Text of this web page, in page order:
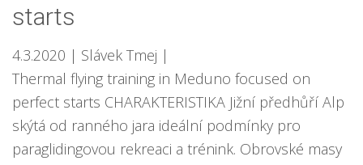
starts
4.3.2020 | Slávek Tmej |
Thermal flying training in Meduno focused on
perfect starts CHARAKTERISTIKA Jižní předhůří Alp
skýtá od ranného jara ideální podmínky pro
paraglidingovou rekreaci a trénink. Obrovské masy